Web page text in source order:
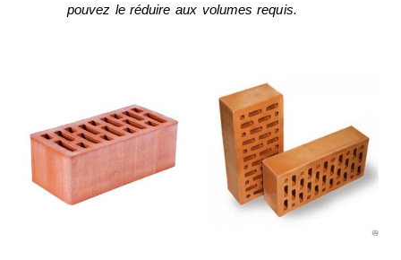
pouvez le réduire aux volumes requis.